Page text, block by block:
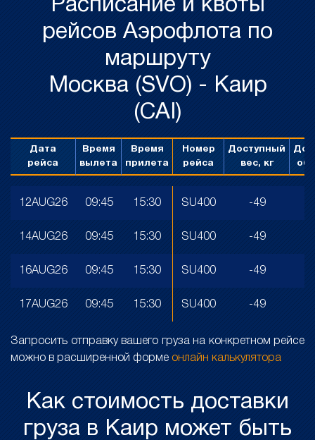
Расписание и квоты
рейсов Аэрофлота по
маршруту
Москва (SVO) - Каир
(CAI)
Дата
рейса
Время
вылета
Время
прилета
Номер
рейса
Доступный
вес, кг
12AUG26 09:45 15:30 SU400 -49
14AUG26 09:45 15:30 SU400 -49
16AUG26 09:45 15:30 SU400 -49
17AUG26 09:45 15:30 SU400 -49
Запросить отправку вашего груза на конкретном рейсе
можно в расширенной форме онлайн калькулятора
Как стоимость доставки
груза в Каир может быть